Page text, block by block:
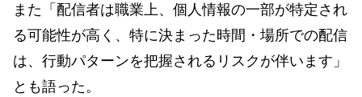
また「配信者は職業上、個人情報の一部が特定され
る可能性が高く、特に決まった時間・場所での配信
は、行動パターンを把握されるリスクが伴います」
とも語った。